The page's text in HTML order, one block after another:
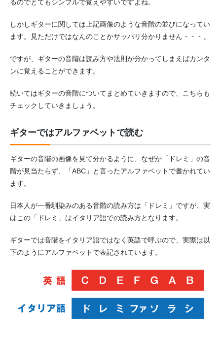
るのでとてもシンプルで覚えやすいですよね。
しかしギターに関しては上記画像のような音階の並びになってい
ます。見ただけではなんのことかサッパリ分かりません・・・。
ですが、ギターの音階は読み方や法則が分かってしまえばカンタ
ンに覚えることができます。
続いてはギターの音階についてまとめていきますので、こちらも
チェックしていきましょう。
ギターではアルファベットで読む
ギターの音階の画像を見て分かるように、なぜか「ドレミ」の音
階が見当たらず、「ABC」と言ったアルファベットで書かれてい
ます。
日本人が一番馴染みのある音階の読み方は「ドレミ」ですが、実
はこの「ドレミ」はイタリア語での読み方となります。
ギターでは音階をイタリア語ではなく英語で呼ぶので、実際は以
下のようにアルファベットで表記されています。